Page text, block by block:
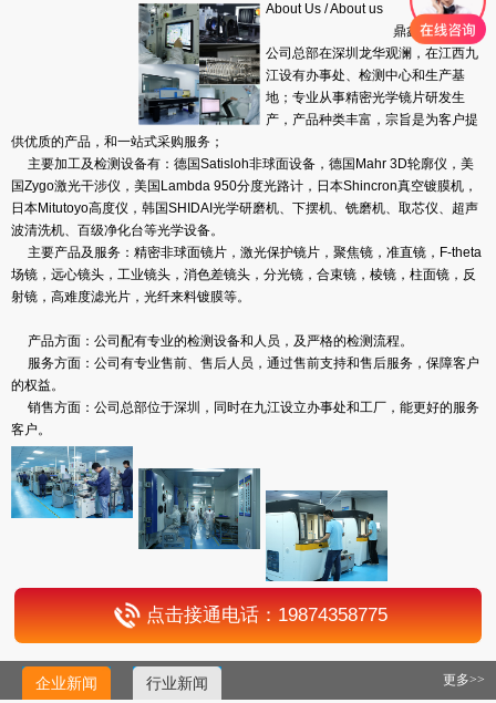
About Us /About us
鼎鑫盛光学，
公司总部在深圳龙华观澜，在江西九
江设有办事处、检测中心和生产基
地；专业从事精密光学镜片研发生
产，产品种类丰富，宗旨是为客户提
供优质的产品，和一站式采购服务；
主要加工及检测设备有：德国Satisloh非球面设备，德国Mahr 3D轮廓仪，美
国Zygo激光干涉仪，美国Lambda 950分度光路计，日本Shincron真空镀膜机，
日本Mitutoyo高度仪，韩国SHIDAI光学研磨机、下摆机、铣磨机、取芯仪、超声
波清洗机、百级净化台等光学设备。
主要产品及服务：精密非球面镜片，激光保护镜片，聚焦镜，准直镜，F-theta
场镜，远心镜头，工业镜头，消色差镜头，分光镜，合束镜，棱镜，柱面镜，反
射镜，高难度滤光片，光纤来料镀膜等。
产品方面：公司配有专业的检测设备和人员，及严格的检测流程。
服务方面：公司有专业售前、售后人员，通过售前支持和售后服务，保障客户
的权益。
销售方面：公司总部位于深圳，同时在九江设立办事处和工厂，能更好的服务
客户。
点击接通电话：19874358775
更多>>
企业新闻 行业新闻